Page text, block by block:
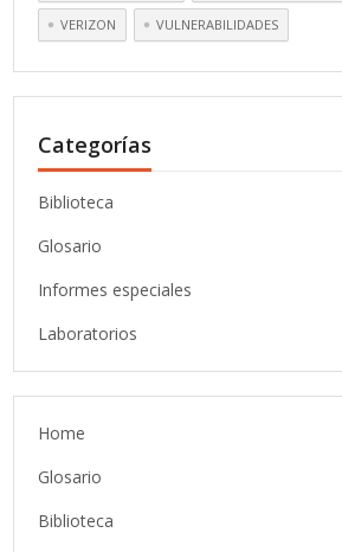
VERIZON VULNERABILIDADES
Categorías
Biblioteca
Glosario
Informes especiales
Laboratorios
Home
Glosario
Biblioteca